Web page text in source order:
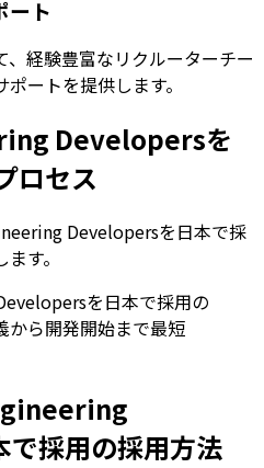
ート
、経験豊富なリクルーターチー
ートを提供します。
Developersを
ロセス
Developersを日本で採
す。
を日本で採用の
ら開発開始まで最短
採用の採用方法